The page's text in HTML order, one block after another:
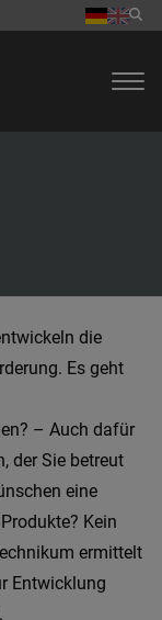
die
Es geht
– Auch dafür
der Sie betreut
eine
Kein
ermittelt
Entwicklung